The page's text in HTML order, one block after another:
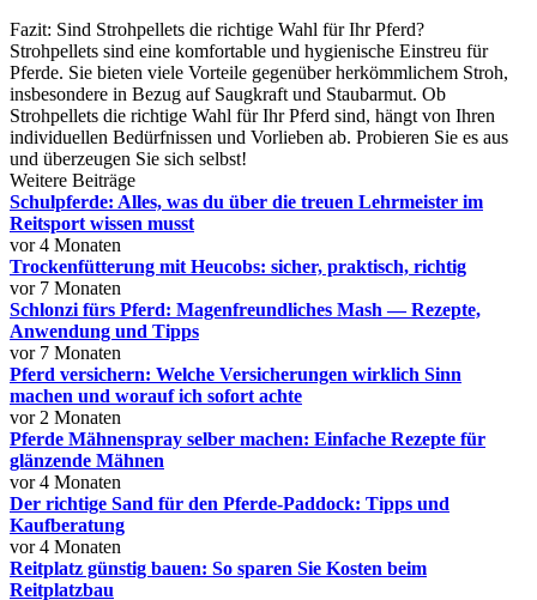
Fazit: Sind Strohpellets die richtige Wahl für Ihr Pferd?
Strohpellets sind eine komfortable und hygienische Einstreu für
Pferde. Sie bieten viele Vorteile gegenüber herkömmlichem Stroh,
insbesondere in Bezug auf Saugkraft und Staubarmut. Ob
Strohpellets die richtige Wahl für Ihr Pferd sind, hängt von Ihren
individuellen Bedürfnissen und Vorlieben ab. Probieren Sie es aus
und überzeugen Sie sich selbst!
Weitere Beiträge
Schulpferde: Alles, was du über die treuen Lehrmeister im
Reitsport wissen musst
vor 4 Monaten
Trockenfütterung mit Heucobs: sicher, praktisch, richtig
vor 7 Monaten
Schlonzi fürs Pferd: Magenfreundliches Mash — Rezepte,
Anwendung und Tipps
vor 7 Monaten
Pferd versichern: Welche Versicherungen wirklich Sinn
machen und worauf ich sofort achte
vor 2 Monaten
Pferde Mähnenspray selber machen: Einfache Rezepte für
glänzende Mähnen
vor 4 Monaten
Der richtige Sand für den Pferde-Paddock: Tipps und
Kaufberatung
vor 4 Monaten
Reitplatz günstig bauen: So sparen Sie Kosten beim
Reitplatzbau